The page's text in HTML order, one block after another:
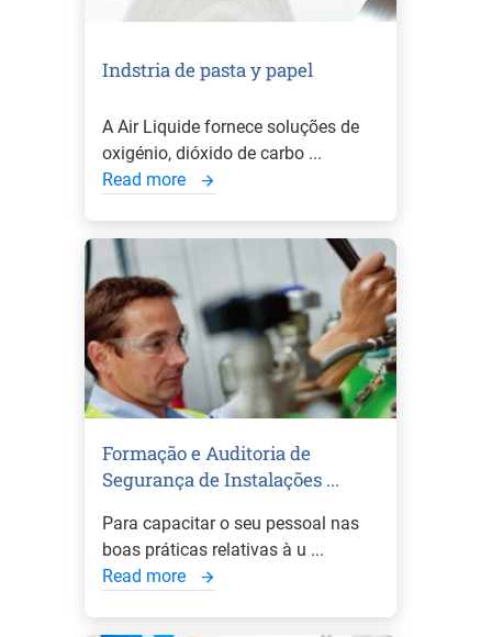
Indstria de pasta y papel
A Air Liquide fornece soluções de
oxigénio, dióxido de carbo ...
Read more
Formação e Auditoria de
Segurança de Instalações ...
Para capacitar o seu pessoal nas
boas práticas relativas à u ...
Read more